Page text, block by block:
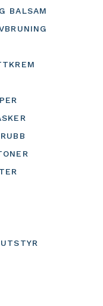
BALSAM